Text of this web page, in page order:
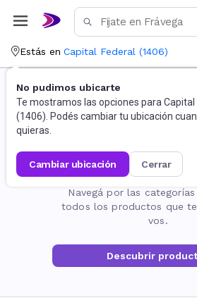
Estás en Capital Federal (1406)
No pudimos ubicarte
Te mostramos las opciones para Capital
(1406). Podés cambiar tu ubicación
quieras.
cambiar ubicación cerrar
La página no
Navegá por las
todos los productos que
vos.
Descubrir